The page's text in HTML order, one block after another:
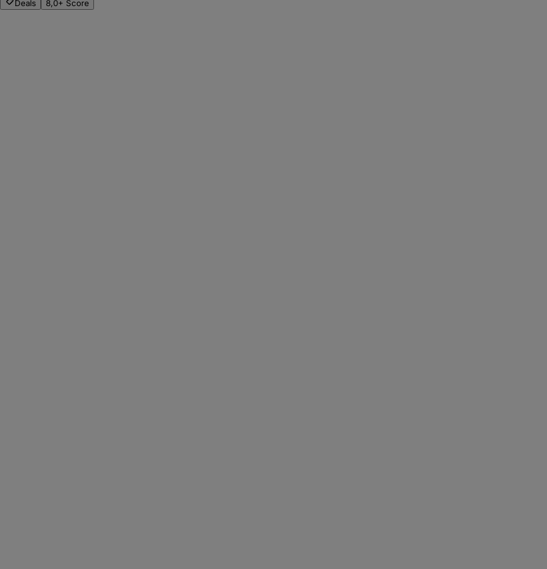
Deals 8,0+ Score